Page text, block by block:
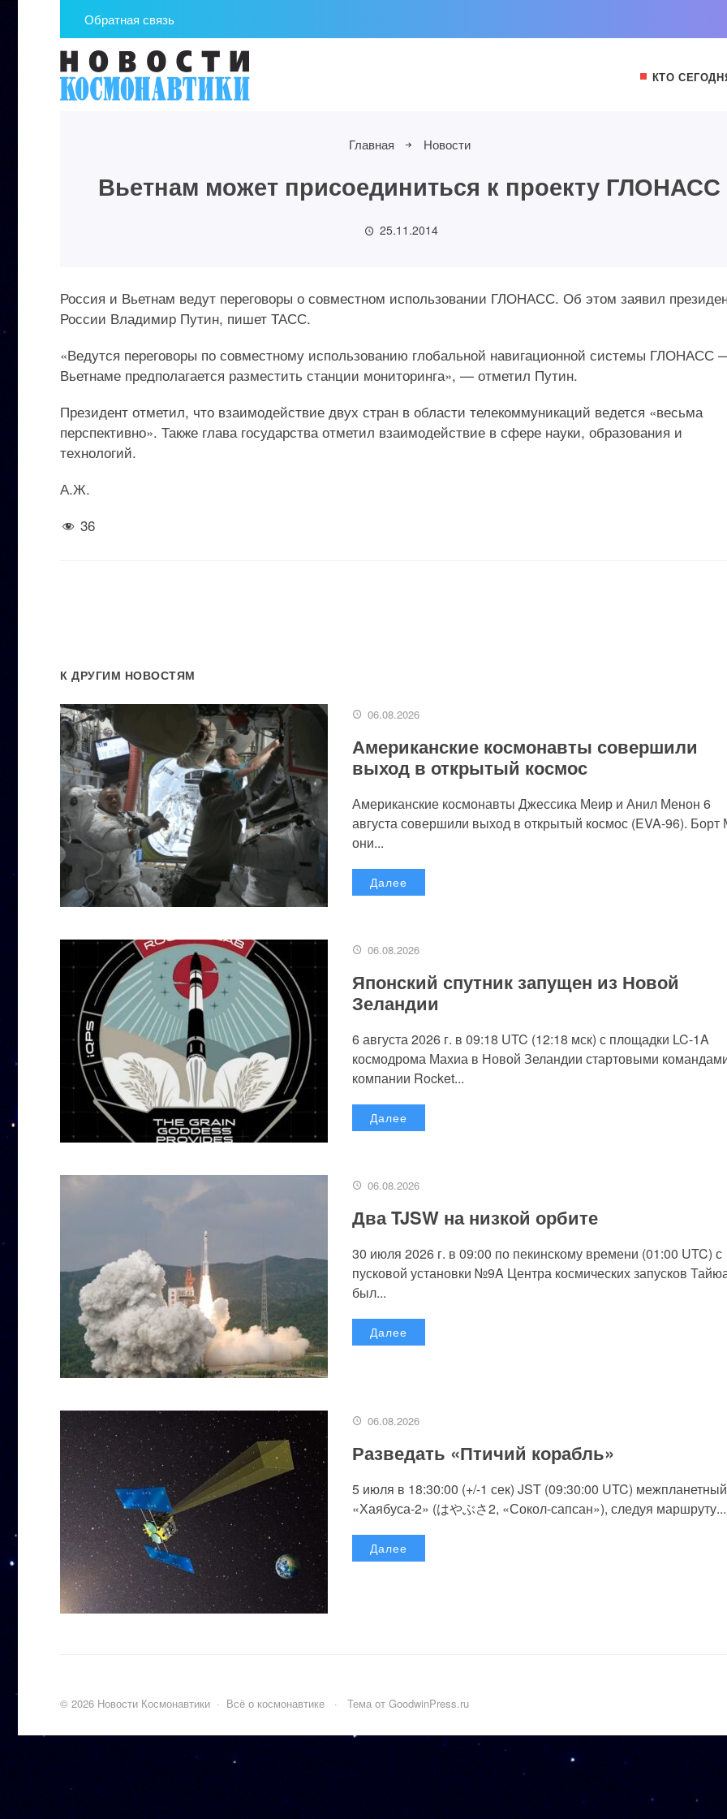
Обратная связь
КТО
Главная Новости
Вьетнам может присоединиться к проекту ГЛОНАСС
25.11.2014
Россия и Вьетнам ведут переговоры о совместном использовании ГЛОНАСС. Об этом заявил
России Владимир Путин, пишет ТАСС.
«Ведутся переговоры по совместному использованию глобальной навигационной системы ГЛОНАСС
Вьетнаме предполагается разместить станции мониторинга», — отметил Путин.
Президент отметил, что взаимодействие двух стран в области телекоммуникаций ведется «весьма
перспективно». Также глава государства отметил взаимодействие в сфере науки, образования и
технологий.
А.Ж.
36
К ДРУГИМ НОВОСТЯМ
06.08.2026
Американские космонавты совершили
выход в открытый космос
Американские космонавты Джессика Меир и Анил Менон 6
августа совершили выход в открытый космос (EVA-96).
они...
Далее
06.08.2026
Японский спутник запущен из Новой
Зеландии
6 августа 2026 г. в 09:18 UTC (12:18 мск) с площадки LC-1A
космодрома Махиа в Новой Зеландии стартовыми
компании Rocket...
Далее
06.08.2026
Два TJSW на низкой орбите
30 июля 2026 г. в 09:00 по пекинскому времени (01:00 UTC) с
пусковой установки №9A Центра космических запусков
был...
Далее
06.08.2026
Разведать «Птичий корабль»
5 июля в 18:30:00 (+/-1 сек) JST (09:30:00 UTC)
«Хаябуса-2» (はやぶさ2, «Сокол-сапсан»), следуя маршруту...
Далее
© 2026 Новости Космонавтики · Всё о космонавтике · Тема от GoodwinPress.ru